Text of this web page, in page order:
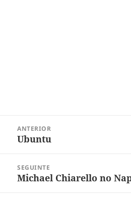
ANTERIOR
Post
Ubuntu
SEGUINTE
Próximo
Michael Chiarello no